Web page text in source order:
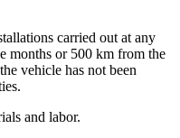
carried out at any
months or 500 km from the
vehicle has not been
and labor.